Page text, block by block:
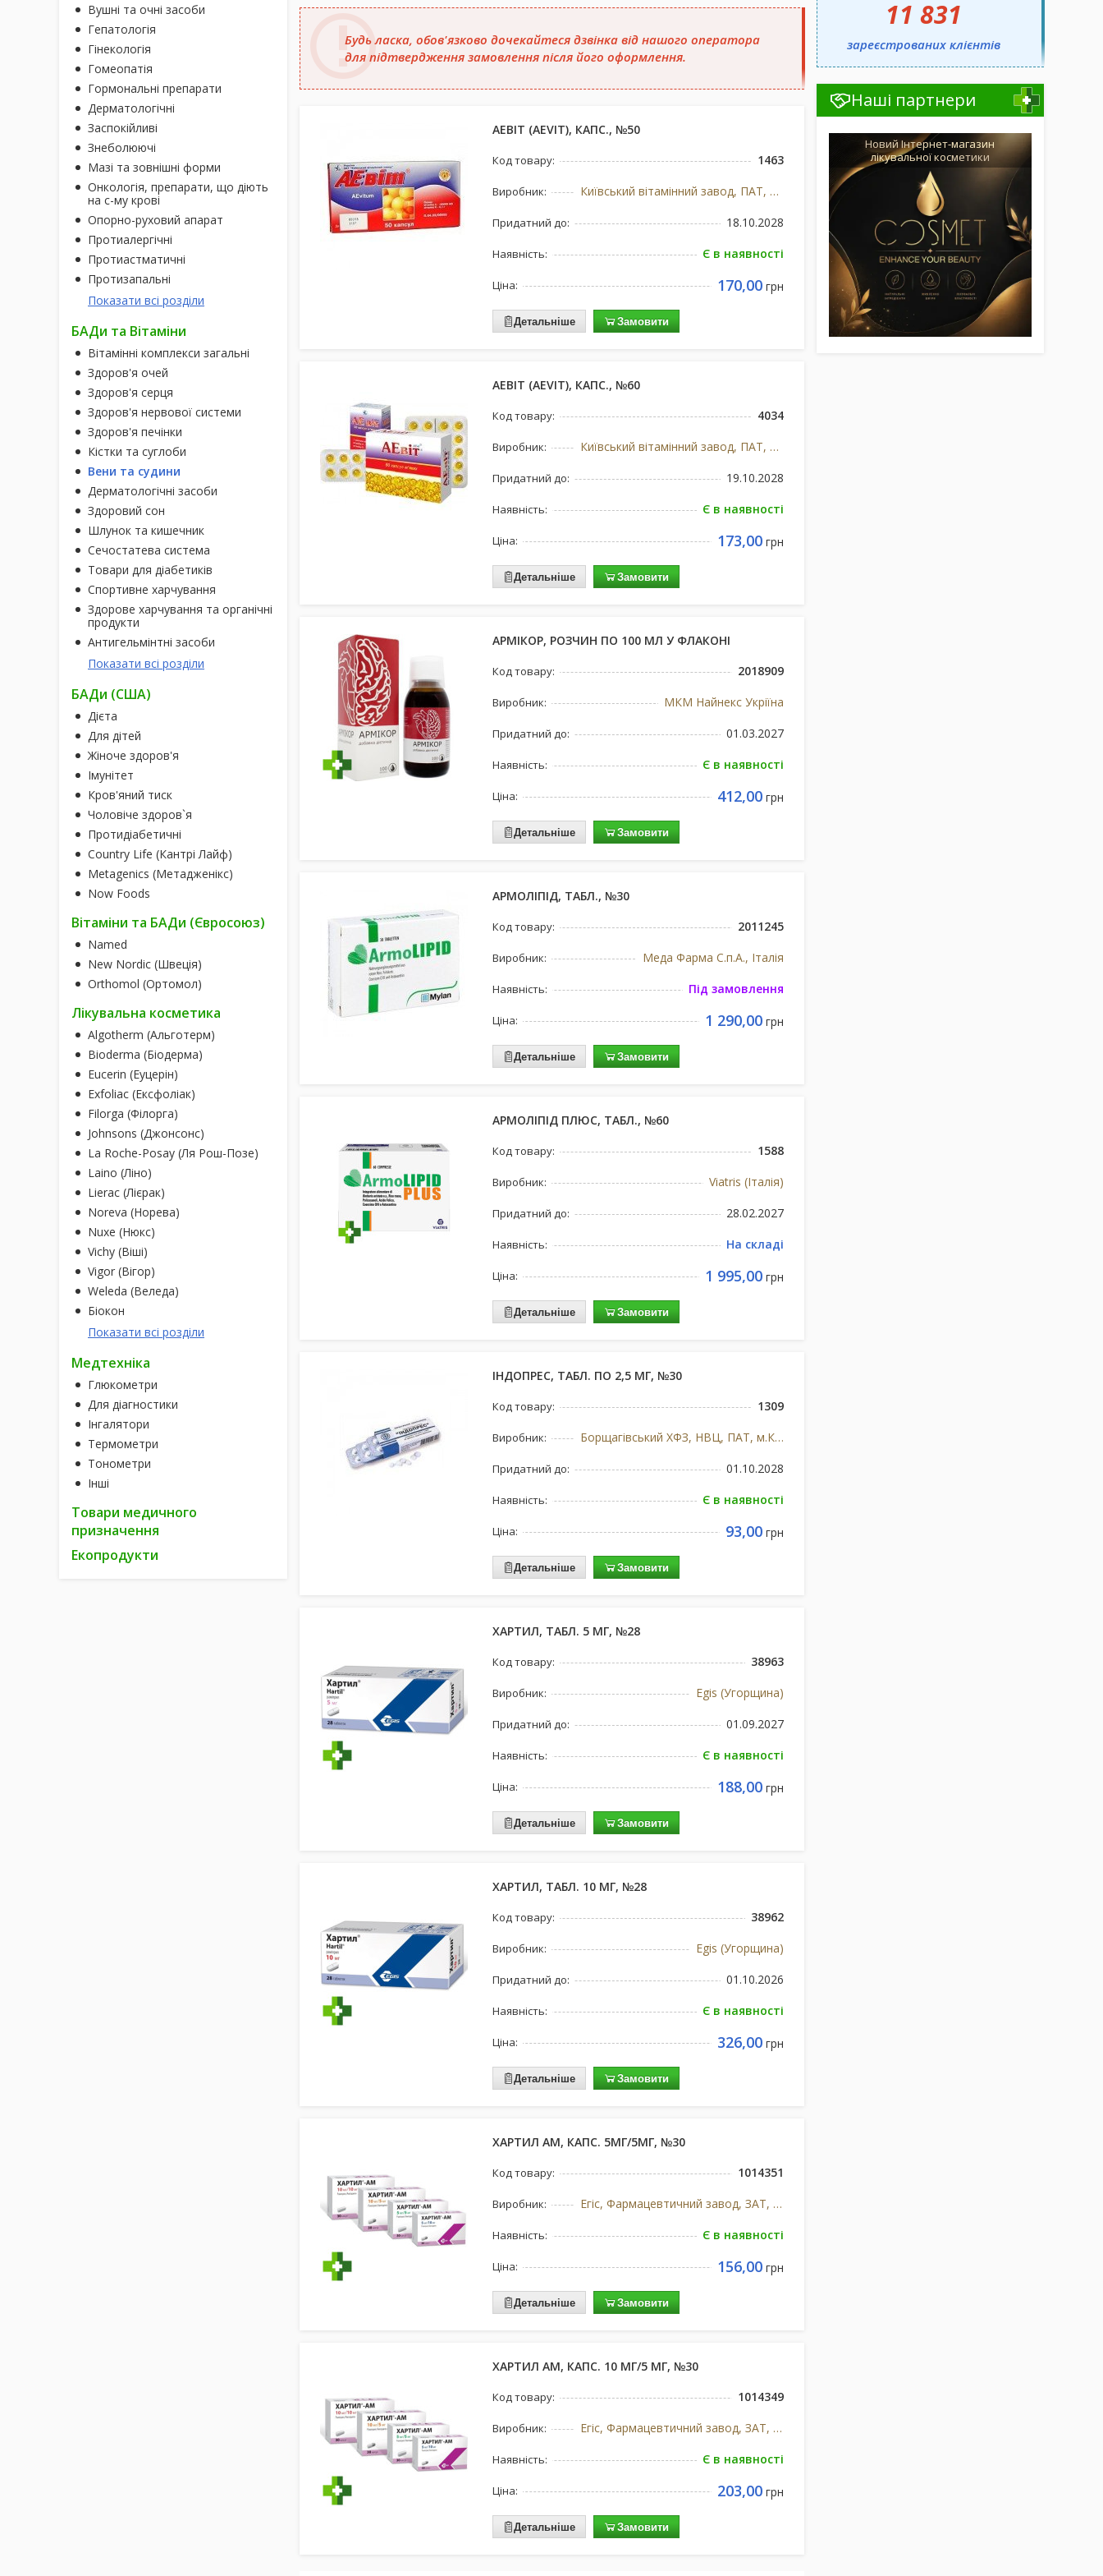
Вушні та очні засоби
Гепатологія
Гінекологія
Гомеопатія
Гормональні препарати
Дерматологічні
Заспокійливі
Знеболюючі
Мазі та зовнішні форми
Онкологія, препарати, що діють
на с-му крові
Опорно-руховий апарат
Протиалергічні
Протиастматичні
Протизапальні
Показати всі розділи
БАДи та Вітаміни
Вітамінні комплекси загальні
Здоров'я очей
Здоров'я серця
Здоров'я нервової системи
Здоров'я печінки
Кістки та суглоби
Вени та судини
Дерматологічні засоби
Здоровий сон
Шлунок та кишечник
Сечостатева система
Товари для діабетиків
Спортивне харчування
Здорове харчування та органічні
продукти
Антигельмінтні засоби
Показати всі розділи
БАДи (США)
Дієта
Для дітей
Жіноче здоров'я
Імунітет
Кров'яний тиск
Чоловіче здоров`я
Протидіабетичні
Country Life (Кантрі Лайф)
Metagenics (Метадженікс)
Now Foods
Вітаміни та БАДи (Євросоюз)
Named
New Nordic (Швеція)
Orthomol (Ортомол)
Лікувальна косметика
Algotherm (Альготерм)
Bioderma (Біодерма)
Eucerin (Еуцерін)
Exfoliac (Ексфоліак)
Filorga (Філорга)
Johnsons (Джонсонс)
La Roche-Posay (Ля Рош-Позе)
Laino (Ліно)
Lierac (Лієрак)
Noreva (Норева)
Nuxe (Нюкс)
Vichy (Віші)
Vigor (Вігор)
Weleda (Веледа)
Біокон
Показати всі розділи
Медтехніка
Глюкометри
Для діагностики
Інгалятори
Термометри
Тонометри
Інші
Товари медичного
призначення
Екопродукти
Будь ласка, обов'язково дочекайтеся дзвінка від нашого оператора
для підтвердження замовлення після його оформлення.
АЕВІТ (AEVIT), КАПС., №50
Код товару: 1463
Виробник: Київський вітамінний завод, ПАТ, м.Київ, Україна
Придатний до: 18.10.2028
Наявність: Є в наявності
Ціна: 170,00грн
Детальніше Замовити
АЕВІТ (AEVIT), КАПС., №60
Код товару: 4034
Виробник: Київський вітамінний завод, ПАТ, м.Київ, Україна
Придатний до: 19.10.2028
Наявність: Є в наявності
Ціна: 173,00грн
Детальніше Замовити
АРМІКОР, РОЗЧИН ПО 100 МЛ У ФЛАКОНІ
Код товару: 2018909
Виробник: МКМ Найнекс Укріїна
Придатний до: 01.03.2027
Наявність: Є в наявності
Ціна: 412,00грн
Детальніше Замовити
АРМОЛІПІД, ТАБЛ., №30
Код товару: 2011245
Виробник: Меда Фарма С.п.А., Італія
Наявність: Під замовлення
Ціна: 1 290,00грн
Детальніше Замовити
АРМОЛІПІД ПЛЮС, ТАБЛ., №60
Код товару: 1588
Виробник: Viatris (Італія)
Придатний до: 28.02.2027
Наявність: На складі
Ціна: 1 995,00грн
Детальніше Замовити
ІНДОПРЕС, ТАБЛ. ПО 2,5 МГ, №30
Код товару: 1309
Виробник: Борщагівський ХФЗ, НВЦ, ПАТ, м.Київ, Україна
Придатний до: 01.10.2028
Наявність: Є в наявності
Ціна: 93,00грн
Детальніше Замовити
ХАРТИЛ, ТАБЛ. 5 МГ, №28
Код товару: 38963
Виробник: Egis (Угорщина)
Придатний до: 01.09.2027
Наявність: Є в наявності
Ціна: 188,00грн
Детальніше Замовити
ХАРТИЛ, ТАБЛ. 10 МГ, №28
Код товару: 38962
Виробник: Egis (Угорщина)
Придатний до: 01.10.2026
Наявність: Є в наявності
Ціна: 326,00грн
Детальніше Замовити
ХАРТИЛ АМ, КАПС. 5МГ/5МГ, №30
Код товару: 1014351
Виробник: Егіс, Фармацевтичний завод, ЗАТ, Угорщина
Наявність: Є в наявності
Ціна: 156,00грн
Детальніше Замовити
ХАРТИЛ АМ, КАПС. 10 МГ/5 МГ, №30
Код товару: 1014349
Виробник: Егіс, Фармацевтичний завод, ЗАТ, Угорщина
Наявність: Є в наявності
Ціна: 203,00грн
Детальніше Замовити
11 831
зареєстрованих клієнтів
Наші партнери
Новий Інтернет-магазин
лікувальної косметики